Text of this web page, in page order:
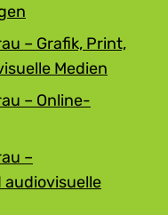
– Grafik, Print,
Medien
– Online-
–
audiovisuelle